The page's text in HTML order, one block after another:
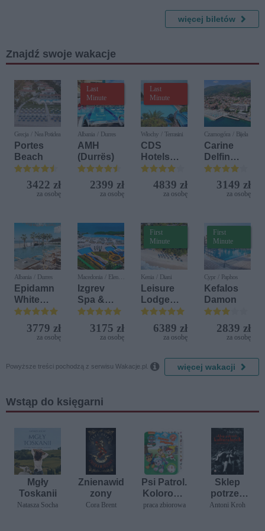
Opera
Gala przy
świecach
więcej biletów
Znajdź swoje wakacje
Grecja / Nea Potidea
Portes
Beach
3422 zł
za osobę
Last
Minute
Albania / Durres
AMH
(Durrës)
2399 zł
za osobę
Last
Minute
Włochy / Terrasini
CDS
Hotels
Terrasini
(ex. Citta
del Mare)
4839 zł
za osobę
Czarnogóra / Bijela
Carine
Delfin
Bijela (ex.
Iberostar
Bijela
3149 zł
za osobę
Albania / Durres
Epidamn
White
Sensation
3779 zł
za osobę
Macedonia / Elen
Kamen
Izgrev
Spa &
Aquapark
3175 zł
za osobę
First
Minute
Kenia / Diani
Leisure
Lodge
Beach &
Golf
Resort by
Diamonds
6389 zł
za osobę
First
Minute
Cypr / Paphos
Kefalos
Damon
2839 zł
za osobę
Powyższe treści pochodzą z serwisu Wakacje.pl.  więcej wakacji
Wstąp do księgarni
Mgły
Toskanii
Natasza Socha
Znienawid
zony
Cora Brent
Psi Patrol.
Kolorowa
nki -
praca zbiorowa
Sklep
potrzeb
kulturalny
Antoni Kroh